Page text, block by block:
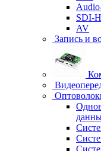
SDI-
AV
Запись и